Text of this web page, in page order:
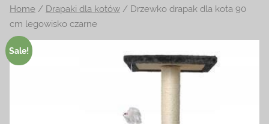
na
temat
terrarystyki
i
Home / Drapaki dla kotów / Drzewko drapak dla kota 90
cm legowisko czarne
Sale!